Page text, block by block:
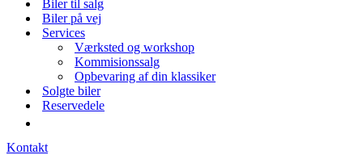
Biler til salg
Biler på vej
Services
Værksted og workshop
Kommisionssalg
Opbevaring af din klassiker
Solgte biler
Reservedele
Kontakt